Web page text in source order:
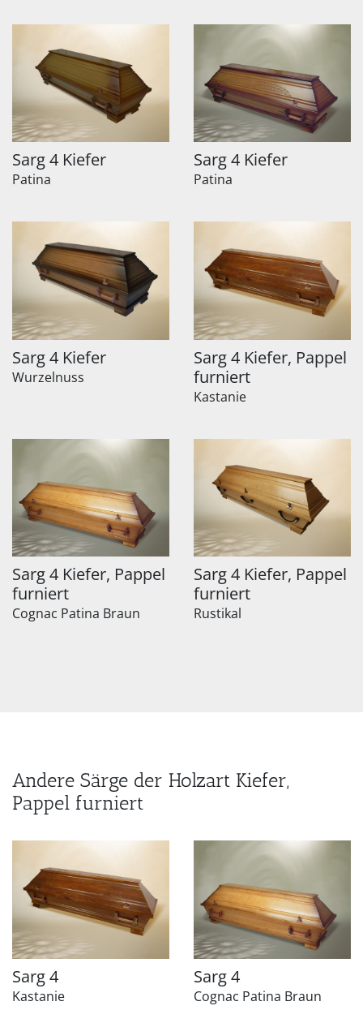
Sarg 4 Kiefer
Patina
Sarg 4 Kiefer
Patina
Sarg 4 Kiefer
Wurzelnuss
Sarg 4 Kiefer, Pappel
furniert
Kastanie
Sarg 4 Kiefer, Pappel
furniert
Cognac Patina Braun
Sarg 4 Kiefer, Pappel
furniert
Rustikal
Andere Särge der Holzart Kiefer,
Pappel furniert
Sarg 4
Kastanie
Sarg 4
Cognac Patina Braun